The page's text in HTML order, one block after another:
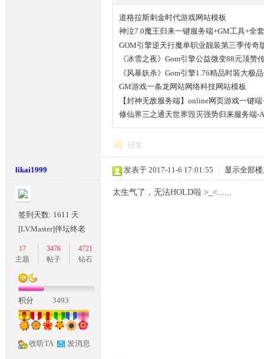
传
道格拉斯刺金时代游戏网站模板
神泣7.0魔王归来一键服务端+GM工具+全
GOM引擎逆天行魔单职业靓装第三季传奇
《冰雪之夜》Gom引擎公益微变88元顶赞
《风暴妖杀》Gom引擎1.76精品时装大极
GM游戏一条龙网站网络科技网站模板
【封神无敌服务端】online网页游戏一键
修仙界三之通天世界毁灭强势归来服务端-
回复
likai1999
签到天数: 1611 天
[LV.Master]伴坛终老
17
主题
3476
帖子
4721
钻石
积分 3493
收听TA 发消息
发表于 2017-11-6 17:01:55 | 显示全部
太生气了，无法HOLD啦 >_<......